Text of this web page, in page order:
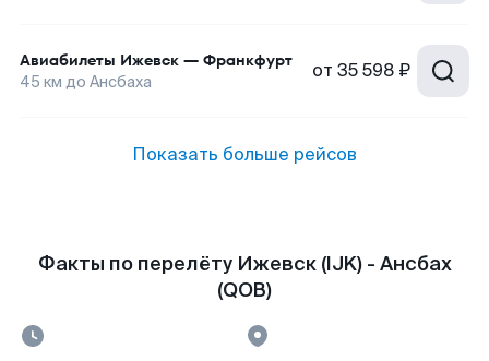
Авиабилеты Ижевск — Франкфурт
45 км до Ансбаха от 35 598 ₽
Показать больше рейсов
Факты по перелёту Ижевск (IJK) - Ансбах
(QOB)